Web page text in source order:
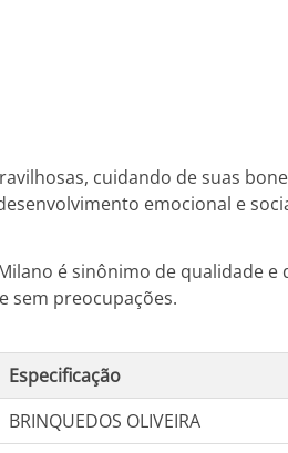
cuidando de suas
emocional e
é sinônimo de qualidade
sem preocupações.
Especificação
BRINQUEDOS OLIVEIRA